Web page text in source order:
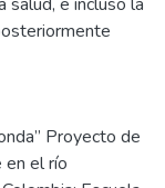
Proyecto de
en el río